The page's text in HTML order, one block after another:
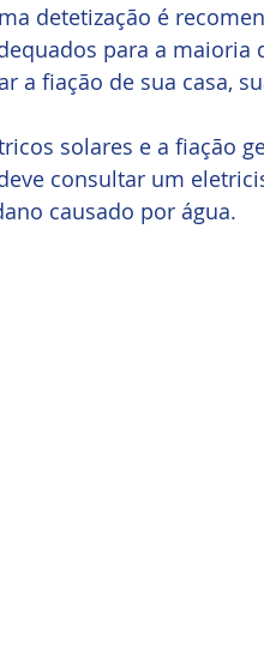
detetização é
para a maioria
a fiação de sua casa,
solares e a fiação
consultar um
causado por água.